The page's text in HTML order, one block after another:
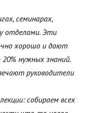
семинарах,
отделами. Эти
хорошо и дают
нужных знаний.
руководители
собираем всех